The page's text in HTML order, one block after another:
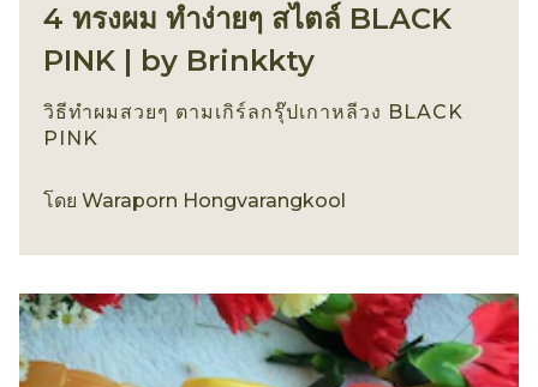
4 ทรงผม ทำง่ายๆ สไตล์ BLACK
PINK | by Brinkkty
วิธีทำผมสวยๆ ตามเกิร์ลกรุ๊ปเกาหลีวง BLACK
PINK
โดย Waraporn Hongvarangkool